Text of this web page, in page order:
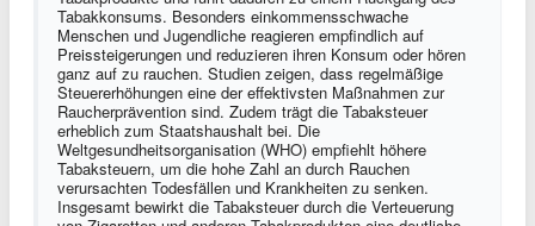
Tabakkonsums. Besonders einkommensschwache
Menschen und Jugendliche reagieren empfindlich auf
Preissteigerungen und reduzieren ihren Konsum oder hören
ganz auf zu rauchen. Studien zeigen, dass regelmäßige
Steuererhöhungen eine der effektivsten Maßnahmen zur
Raucherprävention sind. Zudem trägt die Tabaksteuer
erheblich zum Staatshaushalt bei. Die
Weltgesundheitsorganisation (WHO) empfiehlt höhere
Tabaksteuern, um die hohe Zahl an durch Rauchen
verursachten Todesfällen und Krankheiten zu senken.
Insgesamt bewirkt die Tabaksteuer durch die Verteuerung